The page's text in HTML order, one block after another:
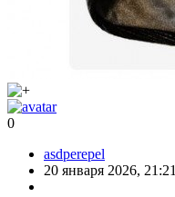
0
asdperepel
20 января 2026, 21:21